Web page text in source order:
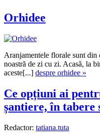
Orhidee
Aranjamentele florale sunt din
noastră de zi cu zi. Acasă, la
aceste[...] despre orhidee »
Ce opțiuni ai
șantiere, în tabere
Redactor: tatiana.tuta